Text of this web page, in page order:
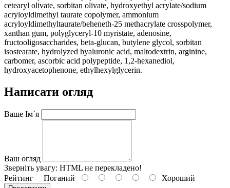
cetearyl olivate, sorbitan olivate, hydroxyethyl acrylate/sodium
acryloyldimethyl taurate copolymer, ammonium
acryloyldimethyltaurate/beheneth-25 methacrylate crosspolymer,
xanthan gum, polyglyceryl-10 myristate, adenosine,
fructooligosaccharides, beta-glucan, butylene glycol, sorbitan
isostearate, hydrolyzed hyaluronic acid, maltodextrin, arginine,
carbomer, ascorbic acid polypeptide, 1,2-hexanediol,
hydroxyacetophenone, ethylhexylglycerin.
Написати огляд
Ваше Ім`я
Ваш огляд
Зверніть увагу: HTML не перекладено!
Рейтинг Поганий Хороший